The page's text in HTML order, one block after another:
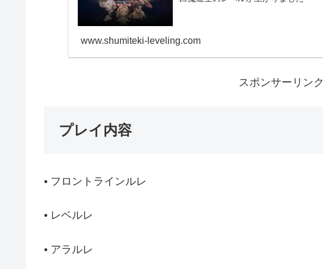
www.shumiteki-leveling.com
スポンサーリンク
プレイ内容
• フロントラインルレ
• レベルレ
• アラルレ